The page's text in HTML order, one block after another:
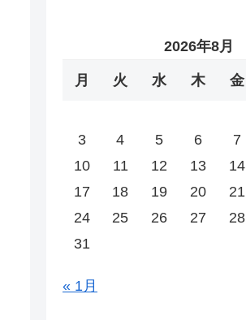
2026年8月
月 火 水 木 金
3
4 5 6 7
10
11 12 13 14
17
18 19 20 21
24
25 26 27 28
31
« 1月